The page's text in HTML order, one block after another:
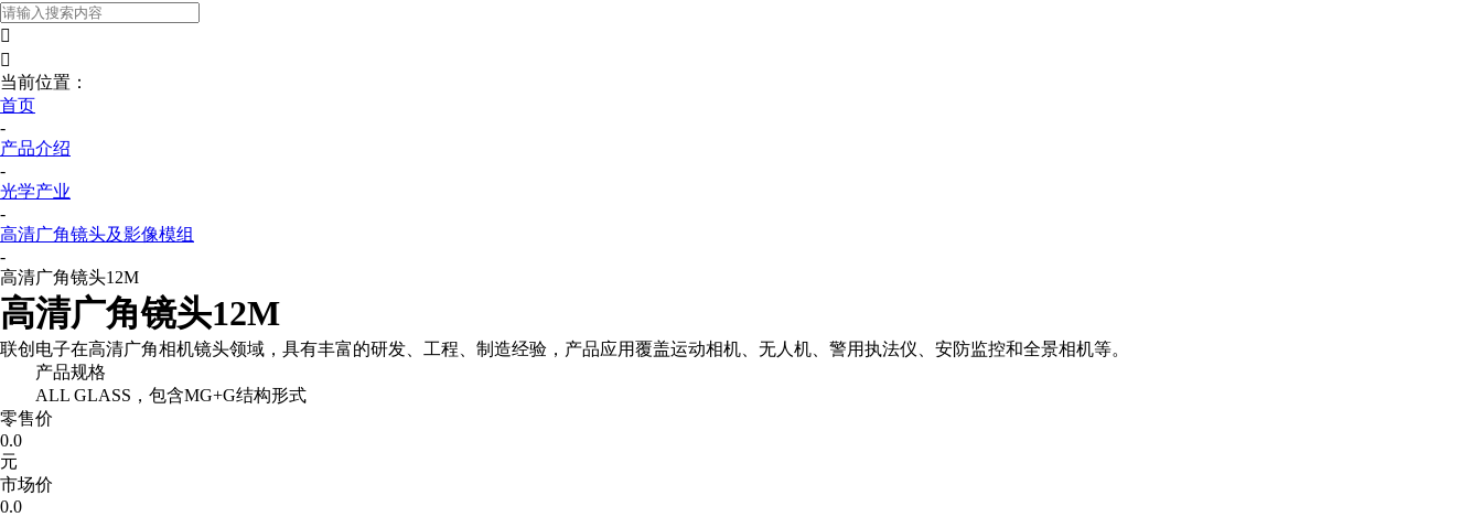


当前位置：
首页
-
产品介绍
-
光学产业
-
高清广角镜头及影像模组
-
高清广角镜头12M
高清广角镜头12M
联创电子在高清广角相机镜头领域，具有丰富的研发、工程、制造经验，产品应用覆盖运动相机、无人机、警用执法仪、安防监控和全景相机等。
产品规格
ALL GLASS，包含MG+G结构形式
零售价
0.0
元
市场价
0.0